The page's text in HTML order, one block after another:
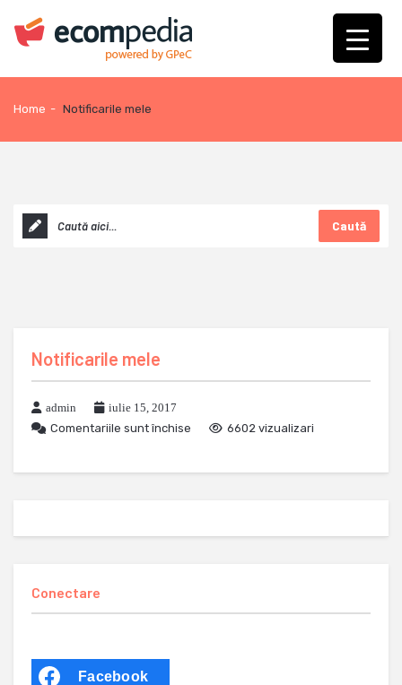
Home - Notificarile mele
Caută
Notificarile mele
admin
iulie 15, 2017
Comentariile sunt închise
6602 vizualizari
Conectare
Facebook